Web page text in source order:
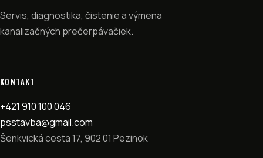
Servis, diagnostika, čistenie a výmena
kanalizačných prečerpávačiek.
KONTAKT
+421 910 100 046
psstavba@gmail.com
Šenkvická cesta 17, 902 01 Pezinok